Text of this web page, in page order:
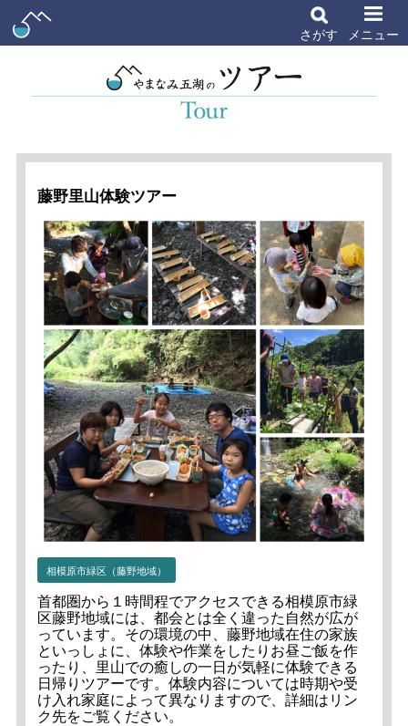
さがす メニュー
藤野里山体験ツアー
相模原市緑区（藤野地域）
首都圏から１時間程でアクセスできる相模原市緑
区藤野地域には、都会とは全く違った自然が広が
っています。その環境の中、藤野地域在住の家族
といっしょに、体験や作業をしたりお昼ご飯を作
ったり、里山での癒しの一日が気軽に体験できる
日帰りツアーです。体験内容については時期や受
け入れ家庭によって異なりますので、詳細はリン
ク先をご覧ください。